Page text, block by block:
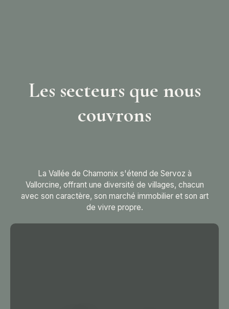
Les secteurs que nous
couvrons
La Vallée de Chamonix s'étend de Servoz à
Vallorcine, offrant une diversité de villages, chacun
avec son caractère, son marché immobilier et son art
de vivre propre.